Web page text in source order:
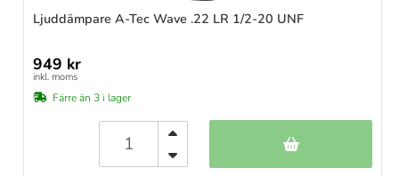
Ljuddämpare A-Tec Wave .22 LR 1/2-20 UNF
949 kr
inkl. moms
Färre än 3 i lager